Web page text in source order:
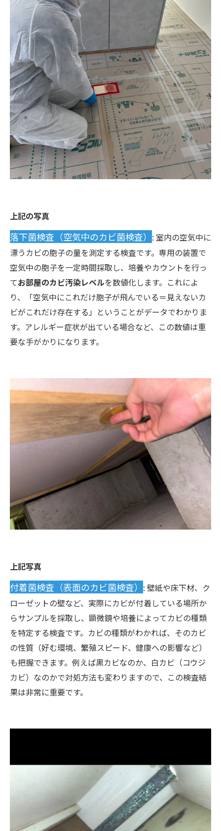
上記の写真
落下菌検査（空気中のカビ菌検査） : 室内の空気中に
漂うカビの胞子の量を測定する検査です。専用の装置で
空気中の胞子を一定時間採取し、培養やカウントを行っ
てお部屋のカビ汚染レベルを数値化します。これによ
り、「空気中にこれだけ胞子が飛んでいる＝見えないカ
ビがこれだけ存在する」ということがデータでわかりま
す。アレルギー症状が出ている場合など、この数値は重
要な手がかりになります。
上記写真
付着菌検査（表面のカビ菌検査） : 壁紙や床下材、ク
ローゼットの壁など、実際にカビが付着している場所か
らサンプルを採取し、顕微鏡や培養によってカビの種類
を特定する検査です。カビの種類がわかれば、そのカビ
の性質（好む環境、繁殖スピード、健康への影響など）
も把握できます。例えば黒カビなのか、白カビ（コウジ
カビ）なのかで対処方法も変わりますので、この検査結
果は非常に重要です。